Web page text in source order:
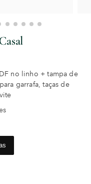
no linho + tampa de
garrafa, taças de